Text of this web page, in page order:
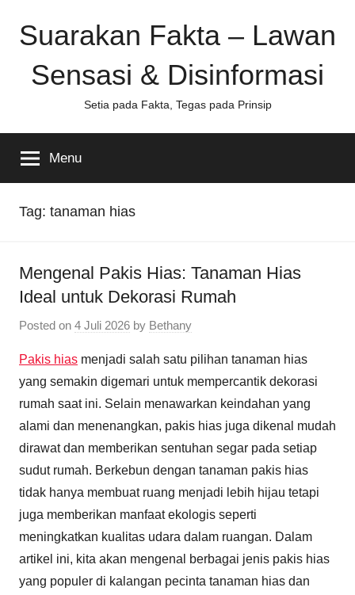
Suarakan Fakta – Lawan
Sensasi & Disinformasi
Setia pada Fakta, Tegas pada Prinsip
Menu
Tag: tanaman hias
Mengenal Pakis Hias: Tanaman Hias
Ideal untuk Dekorasi Rumah
Posted on 4 Juli 2026 by Bethany
Pakis hias menjadi salah satu pilihan tanaman hias
yang semakin digemari untuk mempercantik dekorasi
rumah saat ini. Selain menawarkan keindahan yang
alami dan menenangkan, pakis hias juga dikenal mudah
dirawat dan memberikan sentuhan segar pada setiap
sudut rumah. Berkebun dengan tanaman pakis hias
tidak hanya membuat ruang menjadi lebih hijau tetapi
juga memberikan manfaat ekologis seperti
meningkatkan kualitas udara dalam ruangan. Dalam
artikel ini, kita akan mengenal berbagai jenis pakis hias
yang populer di kalangan pecinta tanaman hias dan